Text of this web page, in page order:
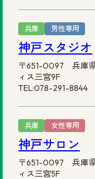
兵庫 男性専用
神戸スタジオ
〒651-0097 兵庫
ィス三宮9F
TEL:078-291-8844
兵庫 女性専用
神戸サロン
〒651-0097 兵庫
ィス三宮5F